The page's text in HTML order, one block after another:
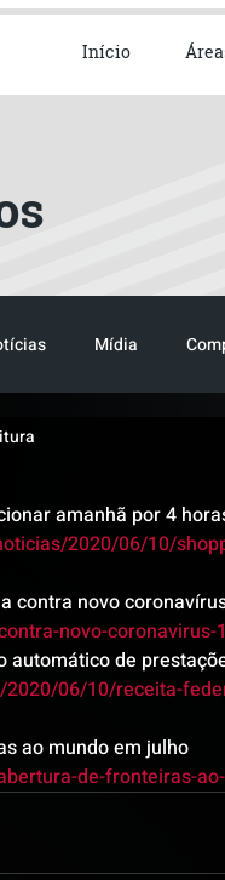
Início
Mídia
amanhã por 4
2020/06/10/
contra novo
novo-coronavirus-
automático de
06/10/receita-
ao mundo em julho
de-fronteiras-